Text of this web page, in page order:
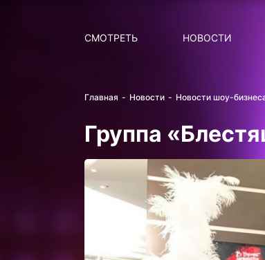
СМОТРЕТЬ НОВОСТИ
Главная Новости Новости шоу-
Группа